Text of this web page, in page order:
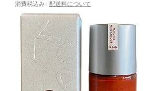
消費税込み | 配送料について